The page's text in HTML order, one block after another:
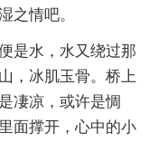
之情吧。
是水，水又绕过那
，冰肌玉骨。桥上
凄凉，或许是惆
面撑开，心中的小